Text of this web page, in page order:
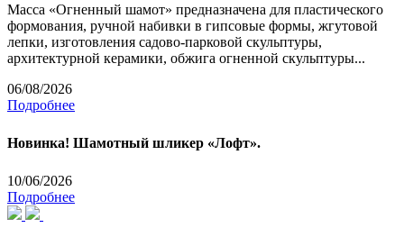
Масса «Огненный шамот» предназначена для пластического
формования, ручной набивки в гипсовые формы, жгутовой
лепки, изготовления садово-парковой скульптуры,
архитектурной керамики, обжига огненной скульптуры...
06/08/2026
Подробнее
Новинка! Шамотный шликер «Лофт».
10/06/2026
Подробнее